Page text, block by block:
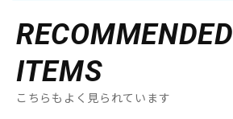
RECOMMENDED
ITEMS
こちらもよく見られています